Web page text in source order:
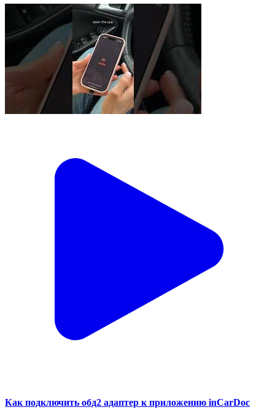
Как подключить обд2 адаптер к приложению inCarDoc